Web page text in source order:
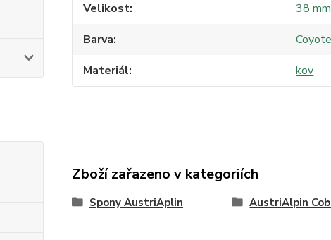
Velikost
38 mm
Barva
Materiál
kov
Zboží zařazeno v kategoriích
Spony AustriAplin AustriAlpin